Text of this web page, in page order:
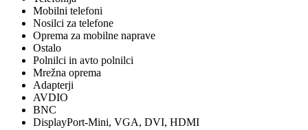
Mobilni telefoni
Nosilci za telefone
Oprema za mobilne naprave
Ostalo
Polnilci in avto polnilci
Mrežna oprema
Adapterji
AVDIO
BNC
DisplayPort-Mini, VGA, DVI, HDMI